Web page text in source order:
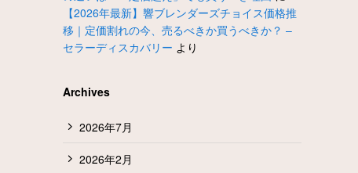
【2026年最新】響ブレンダーズチョイス価格推
移｜定価割れの今、売るべきか買うべきか？ –
セラーディスカバリー より
Archives
2026年7月
2026年2月